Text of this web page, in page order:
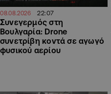
08.08.2026 22:07
Συνεγερμός στη
Βουλγαρία: Drone
συνετρίβη κοντά σε αγωγό
φυσικού αερίου